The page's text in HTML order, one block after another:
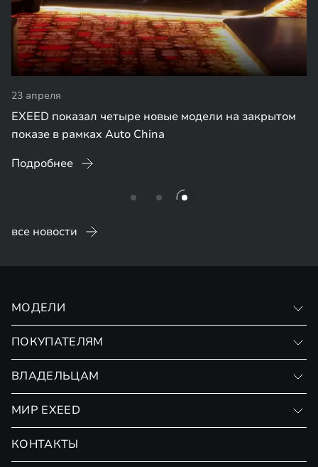
23 апреля
EXEED показал четыре новые модели на закрытом
показе в рамках Auto China
Подробнее
все новости
МОДЕЛИ
ПОКУПАТЕЛЯМ
Страхование
ВЛАДЕЛЬЦАМ
Сервис
МИР EXEED
КОНТАКТЫ